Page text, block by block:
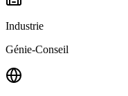
Industrie
Génie-Conseil